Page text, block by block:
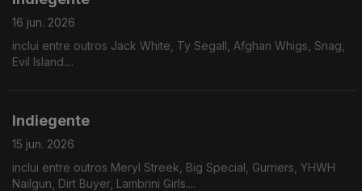
16 jun. 2026
inclui entre outros Jack White, Ty Segall, Afghan Whigs, Snag,
Evil Island....
Indiegente
15 jun. 2026
inclui entre outros Meryl Streek, Big Special, Gurriers, YHWH
Nailgun, Dirt Buyer, Lambrini Girls....